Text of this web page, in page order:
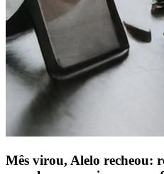
Mês virou, Alelo recheou: